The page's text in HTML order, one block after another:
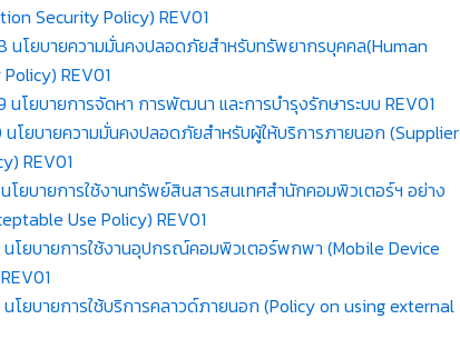
Security Policy) REV01
นโยบายความมั่นคงปลอดภัยสำหรับทรัพยากรบุคคล(Human
REV01
โยบายการจัดหา การพัฒนา และการบำรุงรักษาระบบ REV01
นโยบายความมั่นคงปลอดภัยสำหรับผู้ให้บริการภายนอก (Supplier
REV01
โยบายการใช้งานทรัพย์สินสารสนเทศสำนักคอมพิวเตอร์ฯ อย่าง
Use Policy) REV01
นโยบายการใช้งานอุปกรณ์คอมพิวเตอร์พกพา (Mobile Device
โยบายการใช้บริการคลาวด์ภายนอก (Policy on using external